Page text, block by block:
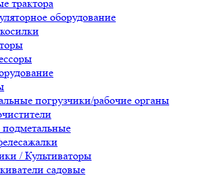
трактора
оборудование
погрузчики/рабочие органы
/ Культиваторы
садовые